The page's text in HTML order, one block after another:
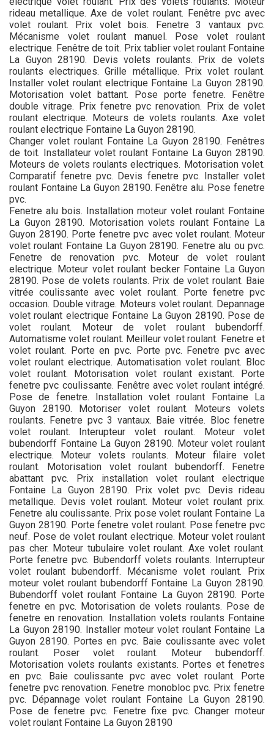
rideau metallique. Axe de volet roulant. Fenêtre pvc avec
volet roulant. Prix volet bois. Fenetre 3 vantaux pvc.
Mécanisme volet roulant manuel. Pose volet roulant
electrique. Fenêtre de toit. Prix tablier volet roulant Fontaine
La Guyon 28190. Devis volets roulants. Prix de volets
roulants electriques. Grille métallique. Prix volet roulant.
Installer volet roulant electrique Fontaine La Guyon 28190.
Motorisation volet battant. Pose porte fenetre. Fenêtre
double vitrage. Prix fenetre pvc renovation. Prix de volet
roulant electrique. Moteurs de volets roulants. Axe volet
roulant electrique Fontaine La Guyon 28190.
Changer volet roulant Fontaine La Guyon 28190. Fenêtres
de toit. Installateur volet roulant Fontaine La Guyon 28190.
Moteurs de volets roulants electriques. Motorisation volet.
Comparatif fenetre pvc. Devis fenetre pvc. Installer volet
roulant Fontaine La Guyon 28190. Fenêtre alu. Pose fenetre
pvc.
Fenetre alu bois. Installation moteur volet roulant Fontaine
La Guyon 28190. Motorisation volets roulant Fontaine La
Guyon 28190. Porte fenetre pvc avec volet roulant. Moteur
volet roulant Fontaine La Guyon 28190. Fenetre alu ou pvc.
Fenetre de renovation pvc. Moteur de volet roulant
electrique. Moteur volet roulant becker Fontaine La Guyon
28190. Pose de volets roulants. Prix de volet roulant. Baie
vitrée coulissante avec volet roulant. Porte fenetre pvc
occasion. Double vitrage. Moteurs volet roulant. Depannage
volet roulant electrique Fontaine La Guyon 28190. Pose de
volet roulant. Moteur de volet roulant bubendorff.
Automatisme volet roulant. Meilleur volet roulant. Fenetre et
volet roulant. Porte en pvc. Porte pvc. Fenetre pvc avec
volet roulant electrique. Automatisation volet roulant. Bloc
volet roulant. Motorisation volet roulant existant. Porte
fenetre pvc coulissante. Fenêtre avec volet roulant intégré.
Pose de fenetre. Installation volet roulant Fontaine La
Guyon 28190. Motoriser volet roulant. Moteurs volets
roulants. Fenetre pvc 3 vantaux. Baie vitrée. Bloc fenetre
volet roulant. Interupteur volet roulant. Moteur volet
bubendorff Fontaine La Guyon 28190. Moteur volet roulant
electrique. Moteur volets roulants. Moteur filaire volet
roulant. Motorisation volet roulant bubendorff. Fenetre
abattant pvc. Prix installation volet roulant electrique
Fontaine La Guyon 28190. Prix volet pvc. Devis rideau
metallique. Devis volet roulant. Moteur volet roulant prix.
Fenetre alu coulissante. Prix pose volet roulant Fontaine La
Guyon 28190. Porte fenetre volet roulant. Pose fenetre pvc
neuf. Pose de volet roulant electrique. Moteur volet roulant
pas cher. Moteur tubulaire volet roulant. Axe volet roulant.
Porte fenetre pvc. Bubendorff volets roulants. Interrupteur
volet roulant bubendorff. Mécanisme volet roulant. Prix
moteur volet roulant bubendorff Fontaine La Guyon 28190.
Bubendorff volet roulant Fontaine La Guyon 28190. Porte
fenetre en pvc. Motorisation de volets roulants. Pose de
fenetre en renovation. Installation volets roulants Fontaine
La Guyon 28190. Installer moteur volet roulant Fontaine La
Guyon 28190. Portes en pvc. Baie coulissante avec volet
roulant. Poser volet roulant. Moteur bubendorff.
Motorisation volets roulants existants. Portes et fenetres
en pvc. Baie coulissante pvc avec volet roulant. Porte
fenetre pvc renovation. Fenetre monobloc pvc. Prix fenetre
pvc. Dépannage volet roulant Fontaine La Guyon 28190.
Pose de fenetre pvc. Fenetre fixe pvc. Changer moteur
volet roulant Fontaine La Guyon 28190